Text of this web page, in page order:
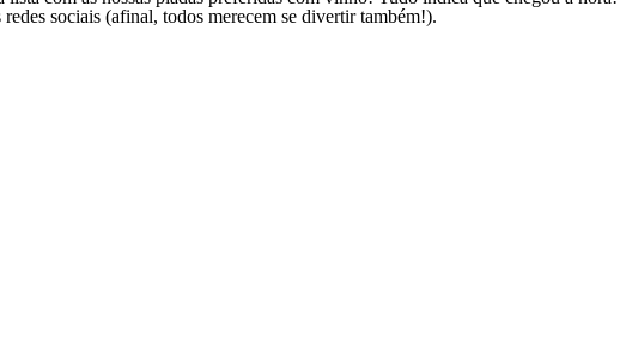
sociais (afinal, todos merecem se divertir também!).